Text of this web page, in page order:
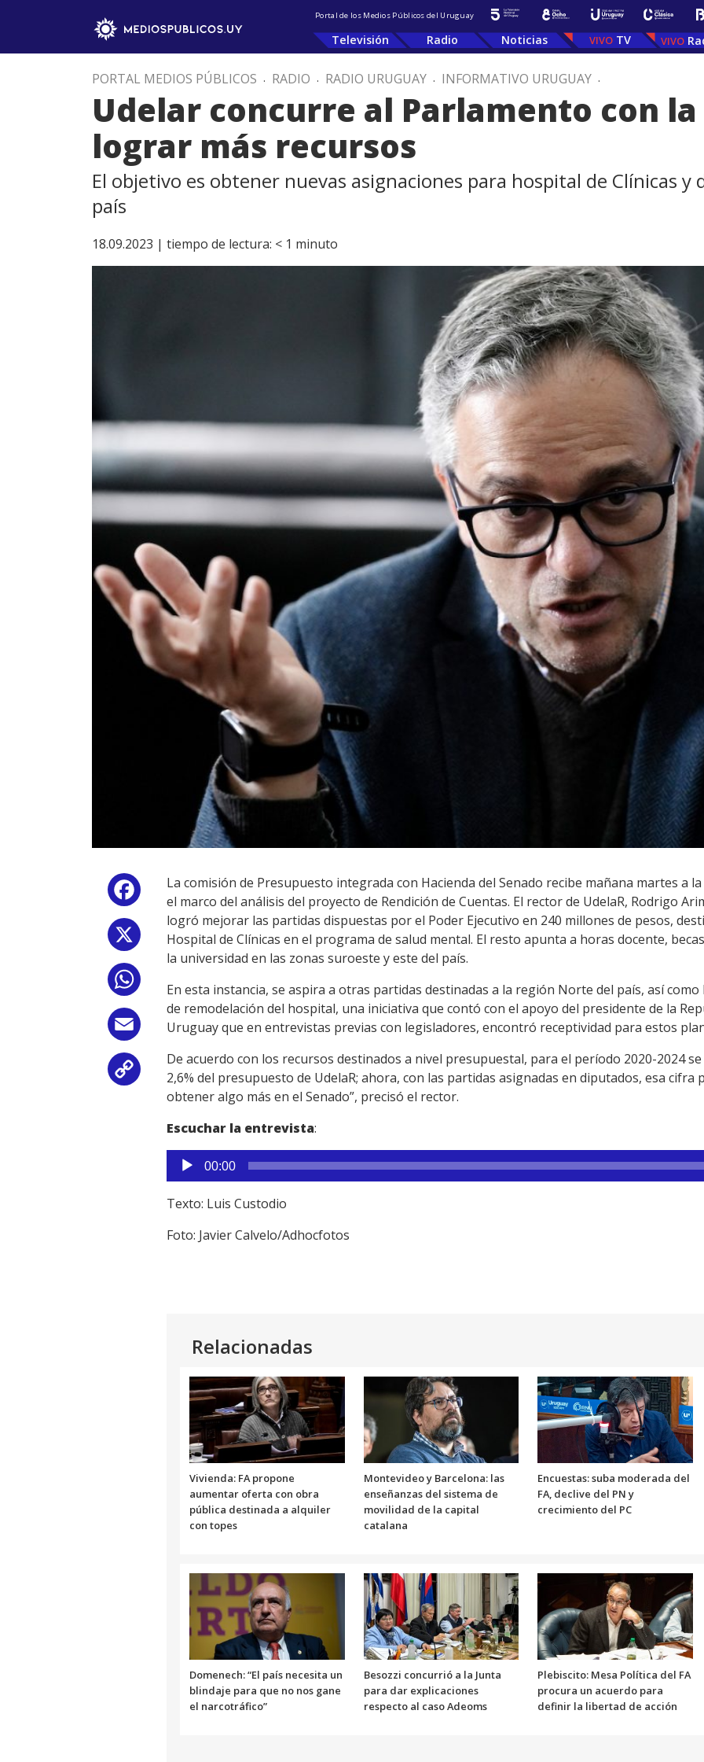
Portal de los Medios Públicos del Uruguay
Televisión Radio Noticias TV
PORTAL MEDIOS PÚBLICOS . RADIO . RADIO URUGUAY . INFORMATIVO URUGUAY .
Udelar concurre al Parlamento con
lograr más recursos
El objetivo es obtener nuevas asignaciones para hospital de Clínicas
país
18.09.2023 | tiempo de lectura: < 1 minuto
Facebook
WhatsApp
Email
Copy
Link
La comisión de Presupuesto integrada con Hacienda del Senado recibe mañana martes a
el marco del análisis del proyecto de Rendición de Cuentas. El rector de UdelaR, Rodrigo
logró mejorar las partidas dispuestas por el Poder Ejecutivo en 240 millones de pesos,
Hospital de Clínicas en el programa de salud mental. El resto apunta a horas docente,
la universidad en las zonas suroeste y este del país.
En esta instancia, se aspira a otras partidas destinadas a la región Norte del país, así
de remodelación del hospital, una iniciativa que contó con el apoyo del presidente de la
Uruguay que en entrevistas previas con legisladores, encontró receptividad para estos
De acuerdo con los recursos destinados a nivel presupuestal, para el período 2020-2024
2,6% del presupuesto de UdelaR; ahora, con las partidas asignadas en diputados, esa cifra
obtener algo más en el Senado”, precisó el rector.
Escuchar la entrevista:
Reproductor
de
audio
00:00
Texto: Luis Custodio
Foto: Javier Calvelo/Adhocfotos
Relacionadas
Vivienda: FA propone
aumentar oferta con obra
pública destinada a alquiler
con topes
Montevideo y Barcelona: las
enseñanzas del sistema de
movilidad de la capital
catalana
Encuestas: suba moderada del
FA, declive del PN y
crecimiento del PC
Domenech: “El país necesita un
blindaje para que no nos gane
el narcotráfico”
Besozzi concurrió a la Junta
para dar explicaciones
respecto al caso Adeoms
Plebiscito: Mesa Política del FA
procura un acuerdo para
definir la libertad de acción